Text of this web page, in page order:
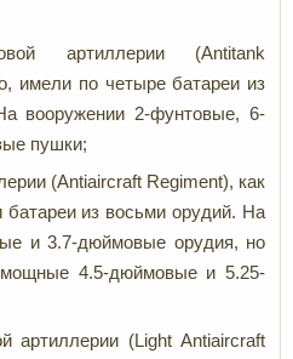
артиллерии (Antitank
имели по четыре батареи из
вооружении 2-фунтовые, 6-
пушки;
(Antiaircraft Regiment), как
батареи из восьми орудий. На
и 3.7-дюймовые орудия, но
4.5-дюймовые и 5.25-
артиллерии (Light Antiaircraft